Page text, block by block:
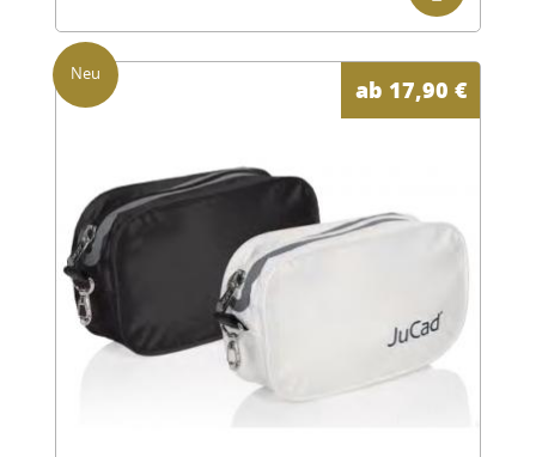
ab 17,90 €